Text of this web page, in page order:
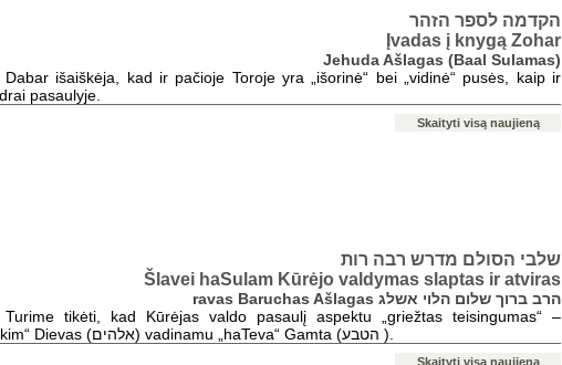
הקדמה לספר הזהר
Įvadas į knygą Zohar
Jehuda Ašlagas (Baal Sulamas)
Dabar išaiškėja, kad ir pačioje Toroje yra „išorinė“ bei „vidinė“ pusės, kaip ir
pasaulyje.
Skaityti visą naujieną
שלבי הסולם מדרש רבה רות
Šlavei haSulam Kūrėjo valdymas slaptas ir atviras
ravas Baruchas Ašlagas הרב ברוך שלום הלוי אשלג
Turime tikėti, kad Kūrėjas valdo pasaulį aspektu „griežtas teisingumas“ –
„Elokim“ Dievas (אלהים) vadinamu „haTeva“ Gamta (הטבע ).
Skaityti visą naujieną